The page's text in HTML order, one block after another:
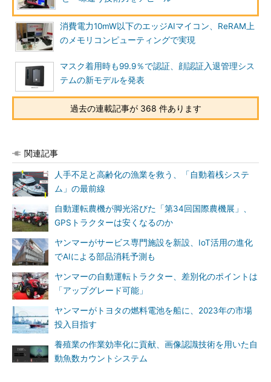
消費電力10mW以下のエッジAIマイコン、ReRAM上
のメモリコンピューティングで実現
マスク着用時も99.9％で認証、顔認証入退管理シス
テムの新モデルを発表
過去の連載記事が 368 件あります
関連記事
人手不足と高齢化の漁業を救う、「自動着桟システ
ム」の最前線
自動運転農機が脚光浴びた「第34回国際農機展」、
GPSトラクターは安くなるのか
ヤンマーがサービス専門施設を新設、IoT活用の進化
でAIによる部品消耗予測も
ヤンマーの自動運転トラクター、差別化のポイントは
「アップグレード可能」
ヤンマーがトヨタの燃料電池を船に、2023年の市場
投入目指す
養殖業の作業効率化に貢献、画像認識技術を用いた自
動魚数カウントシステム